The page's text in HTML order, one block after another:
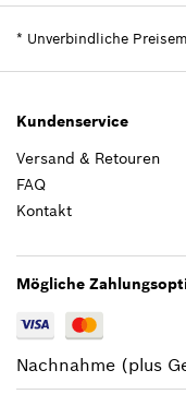
Preisgruppe:
Herstellers
* Unverbindliche
Kundenservice
Versand & Retouren
FAQ
Kontakt
Mögliche
Nachnahme (plus